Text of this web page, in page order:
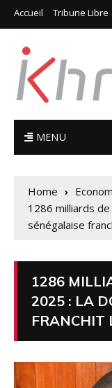
Accueil Tribune Libre
MENU
Home
1286 milliards
sénégalaise
1286
2025 : LA
FRANCHIT